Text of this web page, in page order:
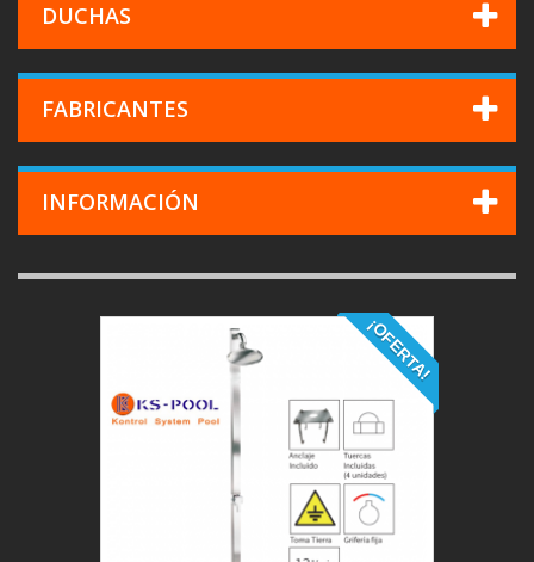
DUCHAS
FABRICANTES
INFORMACIÓN
¡OFERTA!